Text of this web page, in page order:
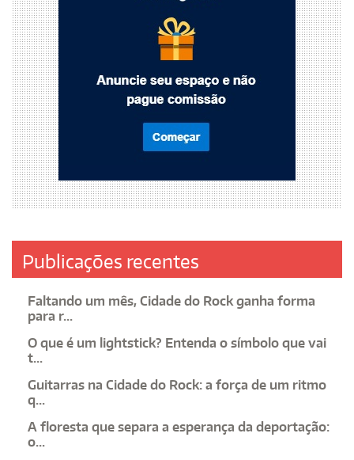
Publicações recentes
Faltando um mês, Cidade do Rock ganha forma
para r...
O que é um lightstick? Entenda o símbolo que vai
t...
Guitarras na Cidade do Rock: a força de um ritmo
q...
A floresta que separa a esperança da deportação:
o...